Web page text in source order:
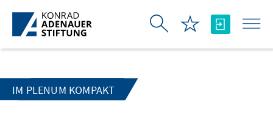
Skip to Main Content
IM PLENUM KOMPAKT